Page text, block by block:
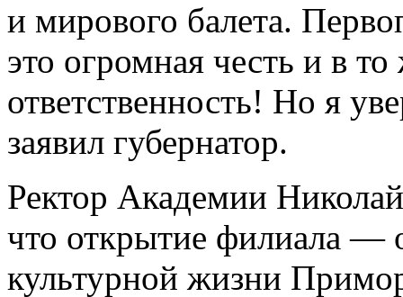
и мирового балета.
это огромная честь и в
ответственность! Но я
заявил губернатор.
Ректор Академии
что открытие филиала —
культурной жизни